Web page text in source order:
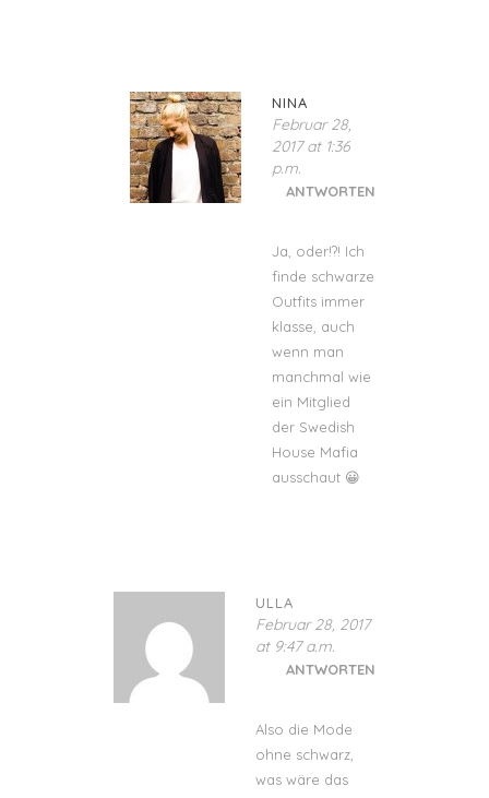
NINA
Februar 28,
2017 at 1:36
p.m.
ANTWORTEN
Ja, oder!?! Ich
finde schwarze
Outfits immer
klasse, auch
wenn man
manchmal wie
ein Mitglied
der Swedish
House Mafia
ausschaut 😀
ULLA
Februar 28, 2017
at 9:47 a.m.
ANTWORTEN
Also die Mode
ohne schwarz,
was wäre das